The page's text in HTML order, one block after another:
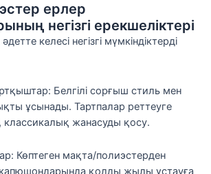
ерлер
негізгі ерекшеліктері
келесі негізгі мүмкіндіктерді
Белгілі сорғыш стиль мен
ұсынады. Тартпалар реттеуге
классикалық жанасуды қосу.
Көптеген мақта/полиэстерден
қолды жылы ұстауға